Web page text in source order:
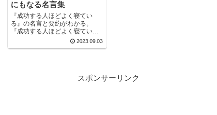
にもなる名言集
『成功する人ほどよく寝てい
る』の名言と要約がわかる。
『成功する人ほどよく寝てい
る』が読むべきかわかる。 名言
をキッカケにビジネス書が読み
2023.09.03
スポンサーリンク